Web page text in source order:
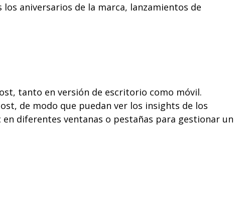
aniversarios de la marca, lanzamientos de
tanto en versión de escritorio como móvil.
de modo que puedan ver los insights de los
diferentes ventanas o pestañas para gestionar un